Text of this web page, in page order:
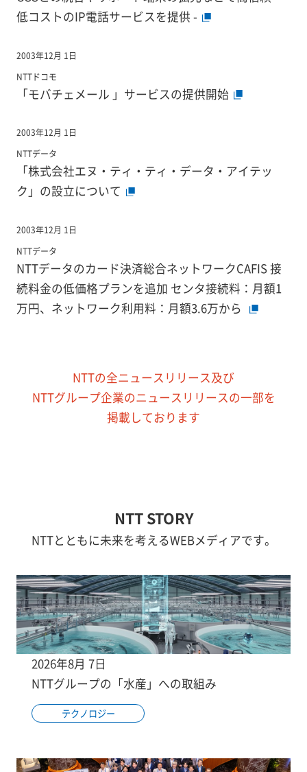
低コストのIP電話サービスを提供 -
2003年12月 1日
NTTドコモ
「モバチェメール 」サービスの提供開始
2003年12月 1日
NTTデータ
「株式会社エヌ・ティ・ティ・データ・アイテッ
ク」の設立について
2003年12月 1日
NTTデータ
NTTデータのカード決済総合ネットワークCAFIS 接
続料金の低価格プランを追加 センタ接続料：月額1
万円、ネットワーク利用料：月額3.6万から
NTTの全ニュースリリース及び
NTTグループ企業のニュースリリースの一部を
掲載しております
NTT STORY
NTTとともに未来を考えるWEBメディアです。
2026年8月 7日
NTTグループの「水産」への取組み
テクノロジー